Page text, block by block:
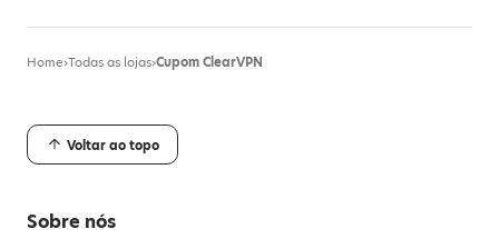
Home›Todas as lojas›Cupom ClearVPN
Voltar ao topo
Sobre nós